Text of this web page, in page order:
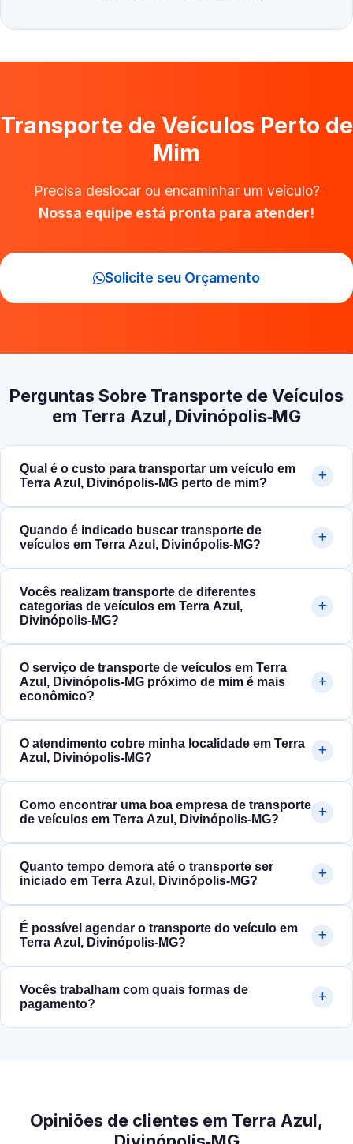
Transporte de Veículos Perto de
Mim
Precisa deslocar ou encaminhar um veículo?
Nossa equipe está pronta para atender!
Solicite seu Orçamento
Perguntas Sobre Transporte de Veículos
em Terra Azul, Divinópolis‑MG
Qual é o custo para transportar um veículo em
Terra Azul, Divinópolis‑MG perto de mim?
Quando é indicado buscar transporte de
veículos em Terra Azul, Divinópolis‑MG?
Vocês realizam transporte de diferentes
categorias de veículos em Terra Azul,
Divinópolis‑MG?
O serviço de transporte de veículos em Terra
Azul, Divinópolis‑MG próximo de mim é mais
econômico?
O atendimento cobre minha localidade em Terra
Azul, Divinópolis‑MG?
Como encontrar uma boa empresa de transporte
de veículos em Terra Azul, Divinópolis‑MG?
Quanto tempo demora até o transporte ser
iniciado em Terra Azul, Divinópolis‑MG?
É possível agendar o transporte do veículo em
Terra Azul, Divinópolis‑MG?
Vocês trabalham com quais formas de
pagamento?
Opiniões de clientes em Terra Azul,